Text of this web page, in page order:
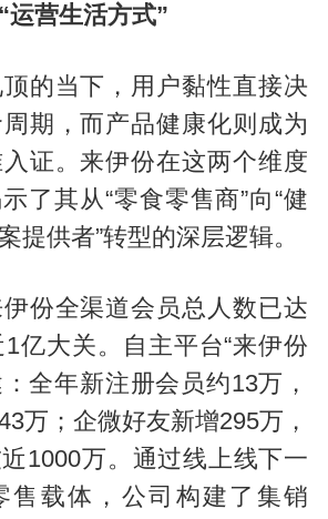
运营生活方式”
的当下，用户黏性直接决
期，而产品健康化则成为
证。来伊份在这两个维度
了其从“零食零售商”向“健
提供者”转型的深层逻辑。
份全渠道会员总人数已达
亿大关。自主平台“来伊份
全年新注册会员约13万，
万；企微好友新增295万，
1000万。通过线上线下一
售载体，公司构建了集销